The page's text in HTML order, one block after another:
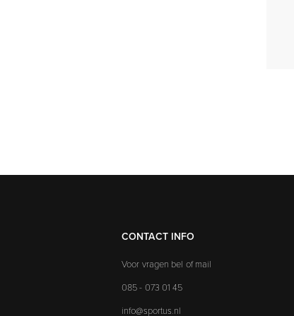
CONTACT INFO
Voor vragen bel of mail
085 - 073 01 45
info@sportus.nl